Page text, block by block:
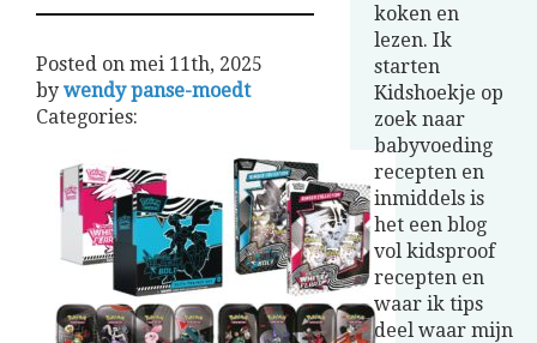
Posted on mei 11th, 2025
by wendy panse-moedt
Categories:
koken en
lezen. Ik
starten
Kidshoekje op
zoek naar
babyvoeding
recepten en
inmiddels is
het een blog
vol kidsproof
recepten en
waar ik tips
deel waar mijn